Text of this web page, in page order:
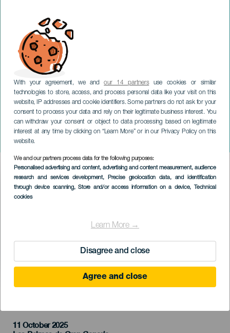
With your agreement, we andour 14 partnersuse cookies or similar
technologies to store, access, and process personal data like your visit on this
website, IP addresses and cookie identifiers. Some partners do not ask for your
consent to process your data and rely on their legitimate business interest. You
can withdraw your consent or object to data processing based on legitimate
interest at any time by clicking on “Learn More” or in our Privacy Policy on this
website.
We and our partners process data for the following purposes:
Personalised advertising and content, advertising and content measurement, audience
research and services development, Precise geolocation data, and identification
through device scanning, Store and/or access information on a device, Technical
cookies
Learn More →
Disagree and close
Agree and close
Malbert Comedy Show
GRAN CANARIA
Imagen
Listado
11 October 2025